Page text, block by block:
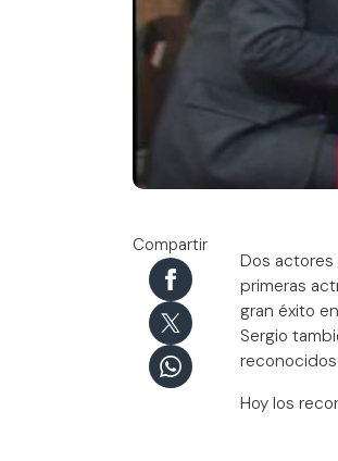
Compartir
Dos actores
primeras
gran éxito
Sergio
Hoy los